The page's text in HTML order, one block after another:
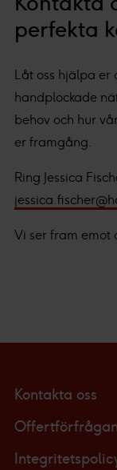
välja att välja
på "tillåt urval".
Du kan läsa mer
i vår
Vi och våra
efter ditt
Personaliserat
innehåll och
perfekta
Låt oss hjälpa
handplockade
behov och hur
er framgång.
Ring Jessica
Vi ser fram emot
Kontakta oss
Offertförfrågan